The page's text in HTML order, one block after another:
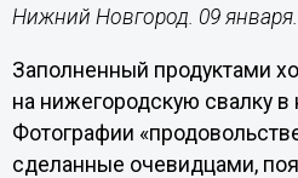
Нижний Новгород. 09
Заполненный продуктами
на нижегородскую свалку в
Фотографии
сделанные очевидцами,